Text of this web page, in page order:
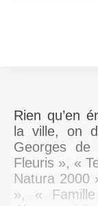
Rien qu’en
la ville, on
Georges
Fleuris », «
Natura 2000
», «